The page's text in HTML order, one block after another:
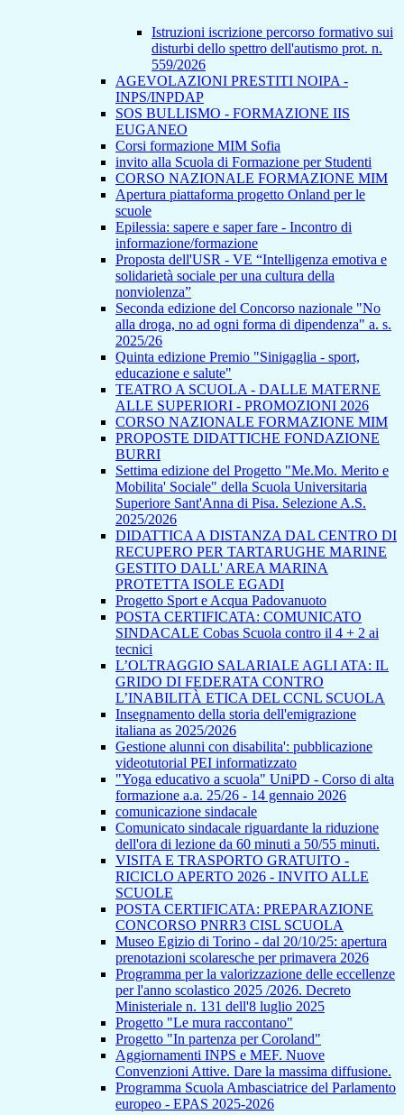
Istruzioni iscrizione percorso formativo sui
disturbi dello spettro dell'autismo prot. n.
559/2026
AGEVOLAZIONI PRESTITI NOIPA -
INPS/INPDAP
SOS BULLISMO - FORMAZIONE IIS
EUGANEO
Corsi formazione MIM Sofia
invito alla Scuola di Formazione per Studenti
CORSO NAZIONALE FORMAZIONE MIM
Apertura piattaforma progetto Onland per le
scuole
Epilessia: sapere e saper fare - Incontro di
informazione/formazione
Proposta dell'USR - VE “Intelligenza emotiva e
solidarietà sociale per una cultura della
nonviolenza”
Seconda edizione del Concorso nazionale "No
alla droga, no ad ogni forma di dipendenza" a. s.
2025/26
Quinta edizione Premio "Sinigaglia - sport,
educazione e salute"
TEATRO A SCUOLA - DALLE MATERNE
ALLE SUPERIORI - PROMOZIONI 2026
CORSO NAZIONALE FORMAZIONE MIM
PROPOSTE DIDATTICHE FONDAZIONE
BURRI
Settima edizione del Progetto "Me.Mo. Merito e
Mobilita' Sociale" della Scuola Universitaria
Superiore Sant'Anna di Pisa. Selezione A.S.
2025/2026
DIDATTICA A DISTANZA DAL CENTRO DI
RECUPERO PER TARTARUGHE MARINE
GESTITO DALL' AREA MARINA
PROTETTA ISOLE EGADI
Progetto Sport e Acqua Padovanuoto
POSTA CERTIFICATA: COMUNICATO
SINDACALE Cobas Scuola contro il 4 + 2 ai
tecnici
L’OLTRAGGIO SALARIALE AGLI ATA: IL
GRIDO DI FEDERATA CONTRO
L’INABILITÀ ETICA DEL CCNL SCUOLA
Insegnamento della storia dell'emigrazione
italiana as 2025/2026
Gestione alunni con disabilita': pubblicazione
videotutorial PEI informatizzato
"Yoga educativo a scuola" UniPD - Corso di alta
formazione a.a. 25/26 - 14 gennaio 2026
comunicazione sindacale
Comunicato sindacale riguardante la riduzione
dell'ora di lezione da 60 minuti a 50/55 minuti.
VISITA E TRASPORTO GRATUITO -
RICICLO APERTO 2026 - INVITO ALLE
SCUOLE
POSTA CERTIFICATA: PREPARAZIONE
CONCORSO PNRR3 CISL SCUOLA
Museo Egizio di Torino - dal 20/10/25: apertura
prenotazioni scolaresche per primavera 2026
Programma per la valorizzazione delle eccellenze
per l'anno scolastico 2025 /2026. Decreto
Ministeriale n. 131 dell'8 luglio 2025
Progetto "Le mura raccontano"
Progetto "In partenza per Coroland"
Aggiornamenti INPS e MEF. Nuove
Convenzioni Attive. Dare la massima diffusione.
Programma Scuola Ambasciatrice del Parlamento
europeo - EPAS 2025-2026